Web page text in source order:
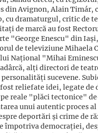
din Avignon, Alain Timár,
cu dramaturgul, critic de
de marcă au fost
"George Enescu" din
de televiziune Mihaela
Național "Mihai
alți directori de
sucevene.
reliefate idei, legate de
reale "plăci tectonice"
unui autentic proces al
deportări și crime de
împotriva democrației,